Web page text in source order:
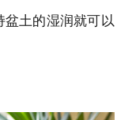
盆土的湿润就可以